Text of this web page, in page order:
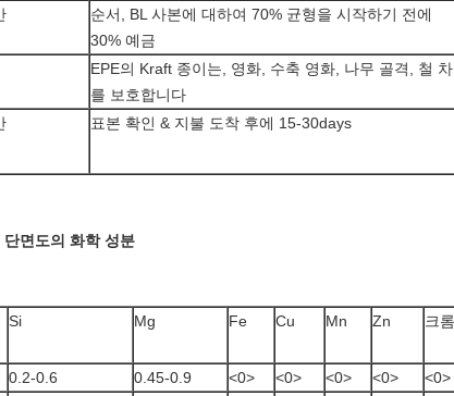
순서, BL 사본에 대하여 70% 균형을 시작하기 전에
30% 예금
EPE의 Kraft 종이는, 영화, 수축 영화, 나무 골격, 철 차
를 보호합니다
표본 확인 & 지불 도착 후에 15-30days
단면도의 화학 성분
Si Mg Fe Cu Mn Zn 크롬
0.2-0.6 0.45-0.9 <0> <0> <0> <0>
<0>